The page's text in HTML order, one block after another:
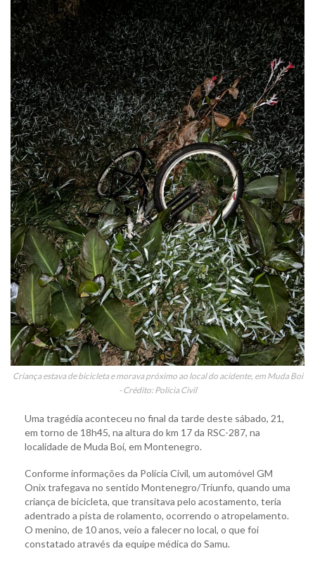
Criança estava de bicicleta e morava próximo ao local do acidente, em Muda Boi
- Crédito: Polícia Civil
Uma tragédia aconteceu no final da tarde deste sábado, 21,
em torno de 18h45, na altura do km 17 da RSC-287, na
localidade de Muda Boi, em Montenegro.
Conforme informações da Polícia Civil, um automóvel GM
Onix trafegava no sentido Montenegro/Triunfo, quando uma
criança de bicicleta, que transitava pelo acostamento, teria
adentrado a pista de rolamento, ocorrendo o atropelamento.
O menino, de 10 anos, veio a falecer no local, o que foi
constatado através da equipe médica do Samu.